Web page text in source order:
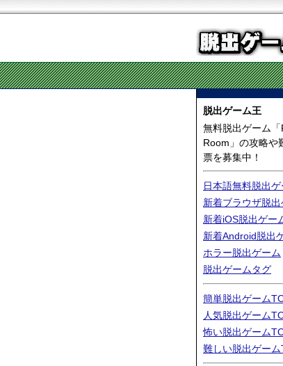
脱出ゲーム王
無料脱出ゲーム
Room」の攻略や
票を募集中！
日本語無料脱出ゲ
新着ブラウザ脱出
新着iOS脱出ゲー
新着Android脱出
ホラー脱出ゲーム
脱出ゲームタグ
簡単脱出ゲーム
人気脱出ゲーム
怖い脱出ゲーム
難しい脱出ゲー